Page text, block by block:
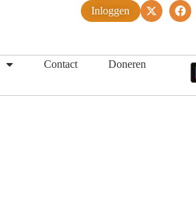
Inloggen
Contact Doneren